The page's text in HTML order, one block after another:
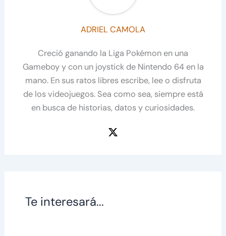
ADRIEL CAMOLA
Creció ganando la Liga Pokémon en una
Gameboy y con un joystick de Nintendo 64 en la
mano. En sus ratos libres escribe, lee o disfruta
de los videojuegos. Sea como sea, siempre está
en busca de historias, datos y curiosidades.
Te interesará...